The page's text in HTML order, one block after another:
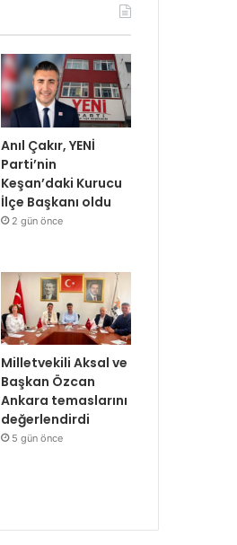
Anıl Çakır, YENİ
Parti’nin
Keşan’daki Kurucu
İlçe Başkanı oldu
2 gün önce
Milletvekili Aksal ve
Başkan Özcan
Ankara temaslarını
değerlendirdi
5 gün önce